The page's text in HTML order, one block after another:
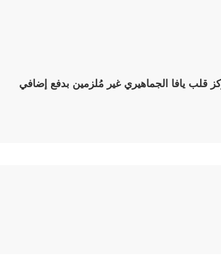
قلب يافا الجماهيري غير مُلزمين بدفع إضافي